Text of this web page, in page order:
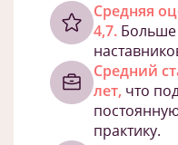
Cредняя
4,7. Больше
Средний
лет, что
практику.